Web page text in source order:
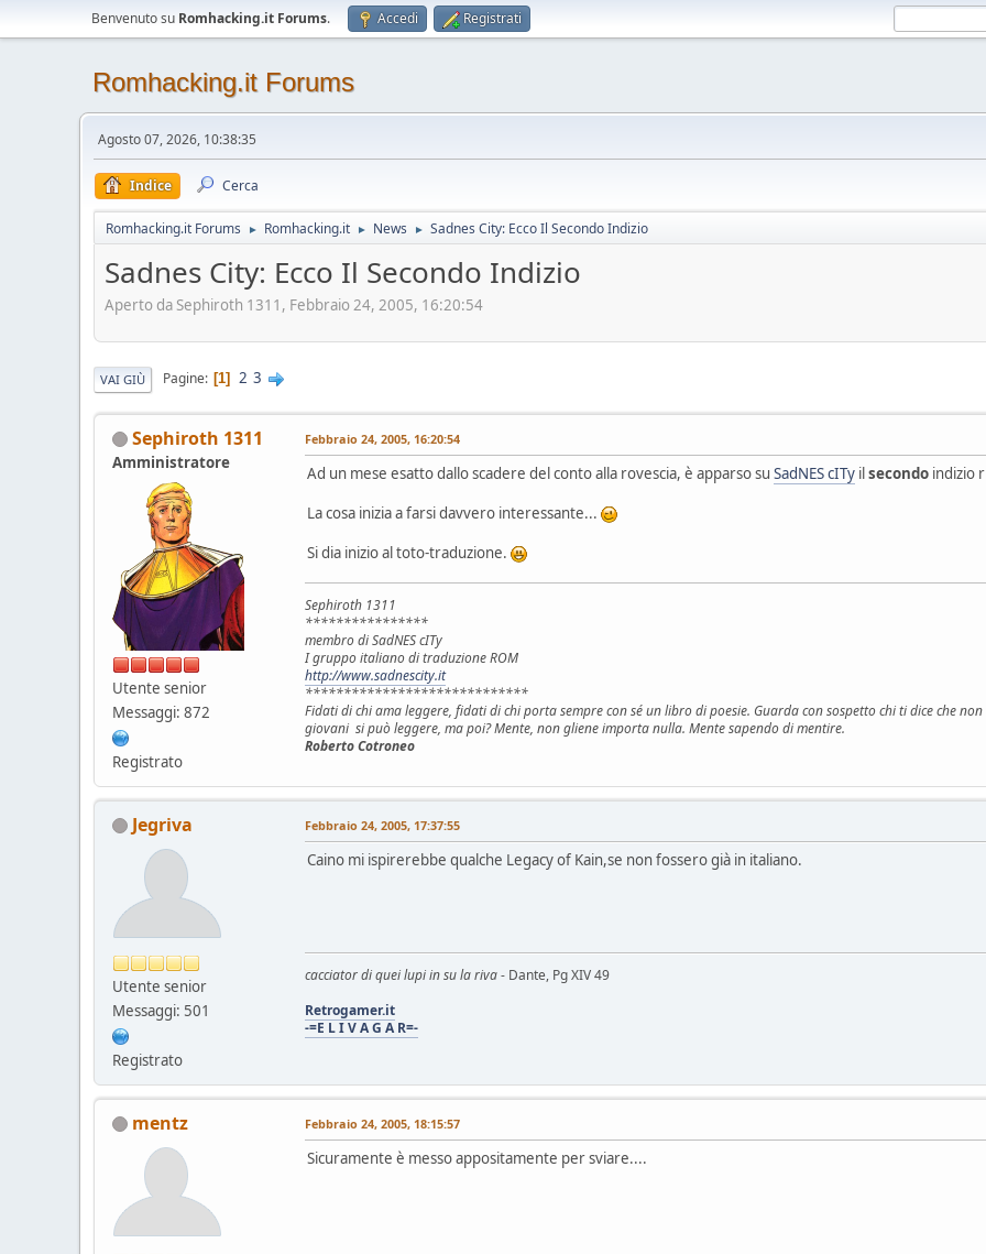
Benvenuto su Romhacking.it Forums. Accedi Registrati
Romhacking.it Forums
Agosto 07, 2026, 10:38:35
Indice Cerca
Romhacking.it Forums ► Romhacking.it ► News ► Sadnes City: Ecco Il Secondo Indizio
Sadnes City: Ecco Il Secondo Indizio
Aperto da Sephiroth 1311, Febbraio 24, 2005, 16:20:54
VAI GIÙ Pagine 1 2 3
Sephiroth 1311
Amministratore
Utente senior
Messaggi: 872
Registrato
Febbraio 24, 2005, 16:20:54
Ad un mese esatto dallo scadere del conto alla rovescia, è apparso su SadNES cITy ilsecondo indizio
La cosa inizia a farsi davvero interessante...
Si dia inizio al toto-traduzione.
Sephiroth 1311
****************
membro di SadNES cITy
I gruppo italiano di traduzione ROM
http://www.sadnescity.it
*****************************
Fidati di chi ama leggere, fidati di chi porta sempre con sé un libro di poesie. Guarda con sospetto chi ti dice che
giovani si può leggere, ma poi? Mente, non gliene importa nulla. Mente sapendo di mentire.
Roberto Cotroneo
Jegriva
Utente senior
Messaggi: 501
Registrato
Febbraio 24, 2005, 17:37:55
Caino mi ispirerebbe qualche Legacy of Kain,se non fossero già in italiano.
cacciator di quei lupi in su la riva- Dante, Pg XIV 49
Retrogamer.it
-=E L I V A G A R=-
mentz Febbraio 24, 2005, 18:15:57
Sicuramente è messo appositamente per sviare....